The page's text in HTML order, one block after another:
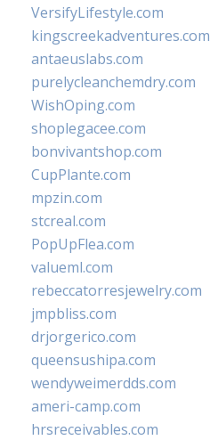
VersifyLifestyle.com
kingscreekadventures.com
antaeuslabs.com
purelycleanchemdry.com
WishOping.com
shoplegacee.com
bonvivantshop.com
CupPlante.com
mpzin.com
stcreal.com
PopUpFlea.com
valueml.com
rebeccatorresjewelry.com
jmpbliss.com
drjorgerico.com
queensushipa.com
wendyweimerdds.com
ameri-camp.com
hrsreceivables.com